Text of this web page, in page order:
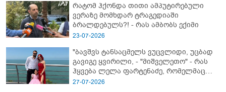
რატომ ჰქონდა თითი ამპუტირებული
ვერაზე მომხდარ ტრაგედიაში
ბრალდებულს?! - რას ამბობს ექიმი
23-07-2026
"ბავშვს ტანსაცმელს ვუცვლიდი, უცბად
გავიგე ყვირილი, - "მიშველეთო" - რას
ჰყვება ლელა ფარტენაძე, რომელმაც
ბათუმში 16 წლის ბიჭი ზღვაში
27-07-2026